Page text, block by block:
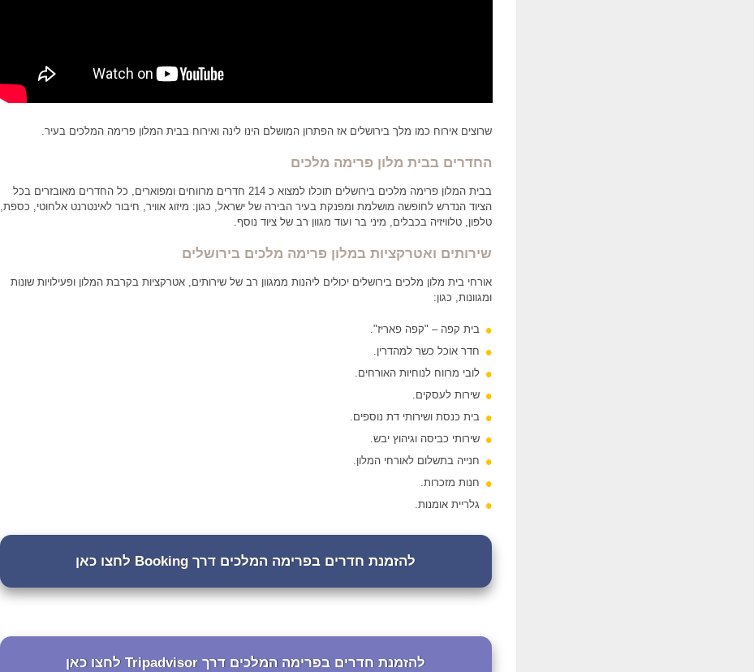
שרוצים אירוח כמו מלך בירושלים אז הפתרון המושלם הינו לינה ואירוח בבית המלון פרימה המלכים בעיר.
החדרים בבית מלון פרימה מלכים
בבית המלון פרימה מלכים בירושלים תוכלו למצוא כ 214 חדרים מרווחים ומפוארים, כל החדרים מאובזרים בכל
הציוד הנדרש לחופשה מושלמת ומפנקת בעיר הבירה של ישראל, כגון: מיזוג אוויר, חיבור לאינטרנט אלחוטי, כספת,
טלפון, טלוויזיה בכבלים, מיני בר ועוד מגוון רב של ציוד נוסף.
שירותים ואטרקציות במלון פרימה מלכים בירושלים
אורחי בית מלון מלכים בירושלים יכולים ליהנות ממגוון רב של שירותים, אטרקציות בקרבת המלון ופעילויות שונות
ומגוונות, כגון:
בית קפה – "קפה פאריז".
חדר אוכל כשר למהדרין.
לובי מרווח לנוחיות האורחים.
שירות לעסקים.
בית כנסת ושירותי דת נוספים.
שירותי כביסה וגיהוץ יבש.
חנייה בתשלום לאורחי המלון.
חנות מזכרות.
גלריית אומנות.
להזמנת חדרים בפרימה המלכים דרך Booking לחצו כאן
להזמנת חדרים בפרימה המלכים דרך Tripadvisor לחצו כאן